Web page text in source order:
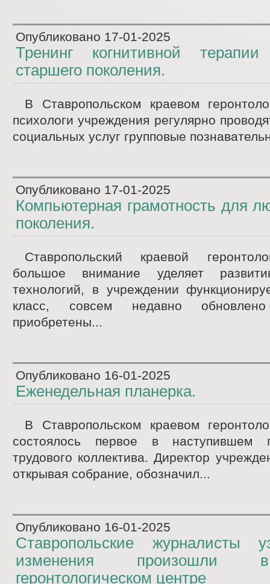
Опубликовано 17-01-2025
Тренинг когнитивной
старшего поколения.
В Ставропольском краевом
психологи учреждения регулярно
социальных услуг групповые
Опубликовано 17-01-2025
Компьютерная грамотность для
поколения.
Ставропольский краевой
большое внимание уделяет
технологий, в учреждении
класс, совсем недавно обновлено
приобретены...
Опубликовано 16-01-2025
Еженедельная планерка.
В Ставропольском краевом
состоялось первое в наступившем
трудового коллектива. Директор
открывая собрание, обозначил...
Опубликовано 16-01-2025
Ставропольские журналисты
изменения произошли
геронтологическом центре